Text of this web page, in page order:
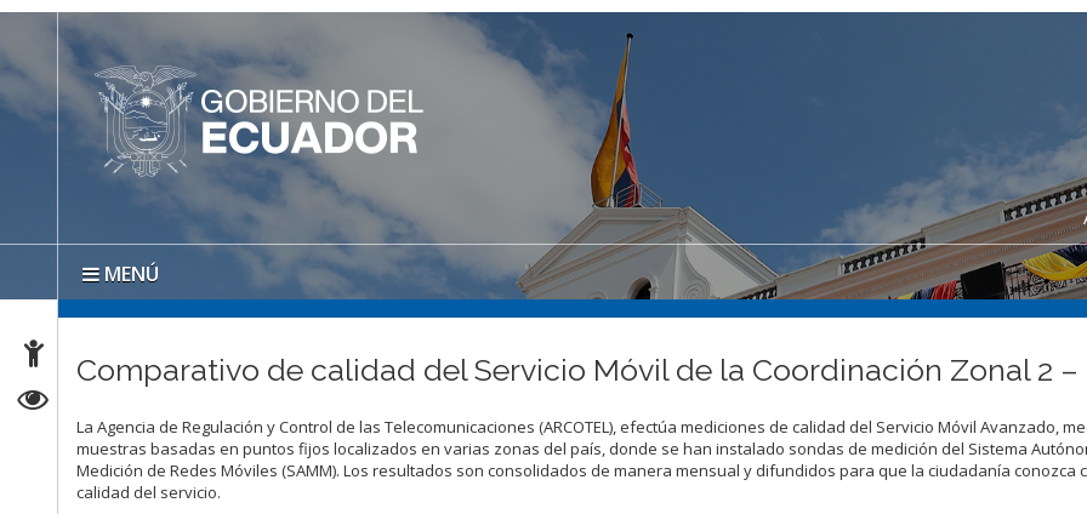
MENÚ
Comparativo de calidad del Servicio Móvil de la Coordinación Zonal 2
La Agencia de Regulación y Control de las Telecomunicaciones (ARCOTEL), efectúa mediciones de calidad del Servicio Móvil Avanzado,
muestras basadas en puntos fijos localizados en varias zonas del país, donde se han instalado sondas de medición del Sistema
Medición de Redes Móviles (SAMM). Los resultados son consolidados de manera mensual y difundidos para que la ciudadanía conozca
calidad del servicio.